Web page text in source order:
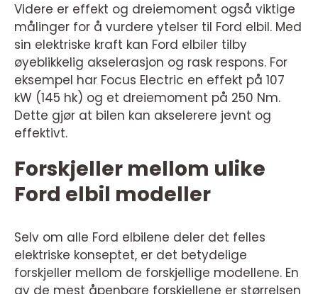
Videre er effekt og dreiemoment også viktige
målinger for å vurdere ytelser til Ford elbil. Med
sin elektriske kraft kan Ford elbiler tilby
øyeblikkelig akselerasjon og rask respons. For
eksempel har Focus Electric en effekt på 107
kW (145 hk) og et dreiemoment på 250 Nm.
Dette gjør at bilen kan akselerere jevnt og
effektivt.
Forskjeller mellom ulike
Ford elbil modeller
Selv om alle Ford elbilene deler det felles
elektriske konseptet, er det betydelige
forskjeller mellom de forskjellige modellene. En